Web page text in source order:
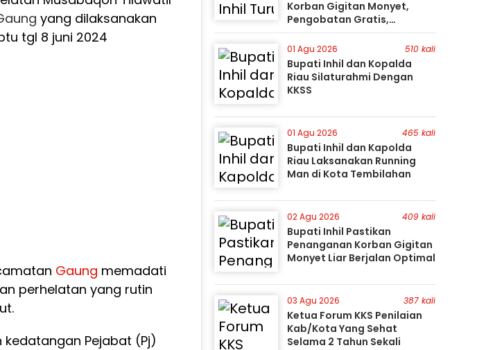
yang dilaksanakan
tgl 8 juni 2024
Gaung memadati
perhelatan yang rutin
Pejabat (Pj)
Korban Gigitan Monyet,
Pengobatan Gratis,
Perburuan Terus Berlanjut
01 Agu 2026 510 kali
Bupati Inhil dan Kopalda
Riau Silaturahmi Dengan
KKSS
01 Agu 2026 465 kali
Bupati Inhil dan Kapolda
Riau Laksanakan Running
Man di Kota Tembilahan
02 Agu 2026 409 kali
Bupati Inhil Pastikan
Penanganan Korban Gigitan
Monyet Liar Berjalan Optimal
03 Agu 2026 387 kali
Ketua Forum KKS Penilaian
Kab/Kota Yang Sehat
Selama 2 Tahun Sekali